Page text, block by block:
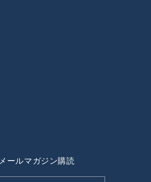
メールマガジン購読